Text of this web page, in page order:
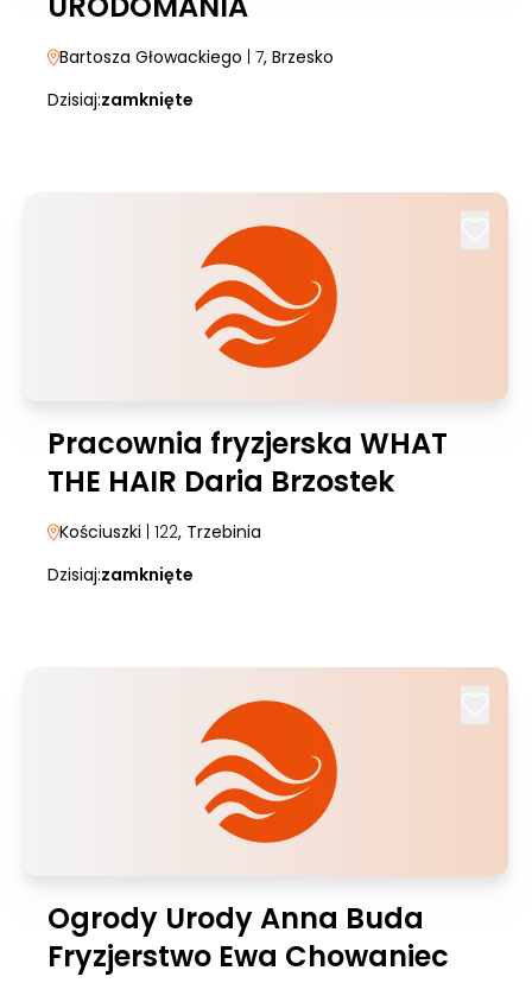
Bartosza Głowackiego | 7, Brzesko
Dzisiaj:zamknięte
Pracownia fryzjerska WHAT
THE HAIR Daria Brzostek
Kościuszki | 122, Trzebinia
Dzisiaj:zamknięte
Ogrody Urody Anna Buda
Fryzjerstwo Ewa Chowaniec